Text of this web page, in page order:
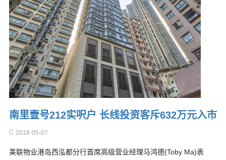
南里壹号212实呎户 长线投资客斥632万元入市
2018-05-07
美联物业港岛西泓都分行首席高级营业经理马鸿德(Toby Ma)表